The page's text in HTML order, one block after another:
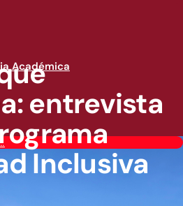
Académica
entrevista
Inclusiva